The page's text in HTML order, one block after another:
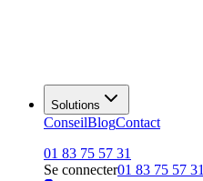
Solutions
ConseilBlogContact
01 83 75 57 31
Se connecter01 83 75 57 31